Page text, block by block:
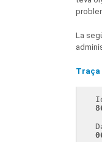
La
Traça